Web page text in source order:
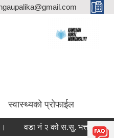
स्वास्थ्यको प्रोफाईल
वडा नं २ को स.सु. भत्ता नामकरण